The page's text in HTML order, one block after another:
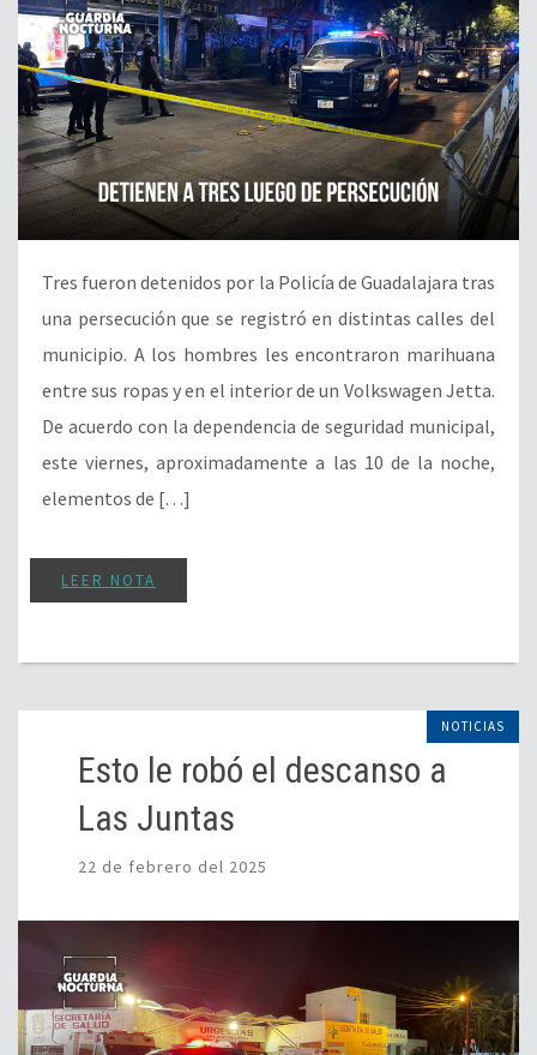
Tres fueron detenidos por la Policía de Guadalajara tras
una persecución que se registró en distintas calles del
municipio. A los hombres les encontraron marihuana
entre sus ropas y en el interior de un Volkswagen Jetta.
De acuerdo con la dependencia de seguridad municipal,
este viernes, aproximadamente a las 10 de la noche,
elementos de […]
LEER NOTA
NOTICIAS
Esto le robó el descanso a
Las Juntas
22 de febrero del 2025